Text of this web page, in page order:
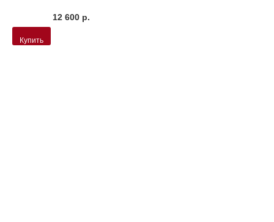
12 600 р.
Купить